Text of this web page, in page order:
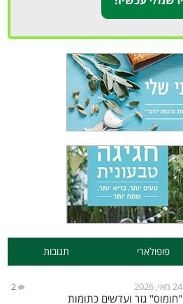
פופולארי תגובות
24 מאי, 2026 2
"חומוס" גזר ועדשים כתומות